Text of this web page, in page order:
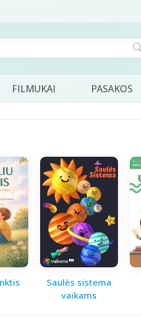
FILMUKAI PASAKOS
Saulės sistema
vaikams